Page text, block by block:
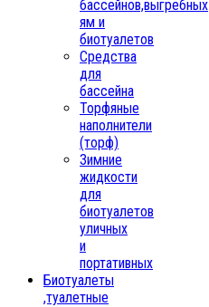
бассейнов,выгребных
ям и
биотуалетов
Средства
для
бассейна
Торфяные
наполнители
(торф)
Зимние
жидкости
для
биотуалетов
уличных
и
портативных
Биотуалеты
,туалетные